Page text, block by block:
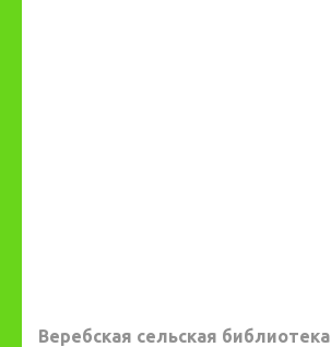
Веребская сельская библиотека